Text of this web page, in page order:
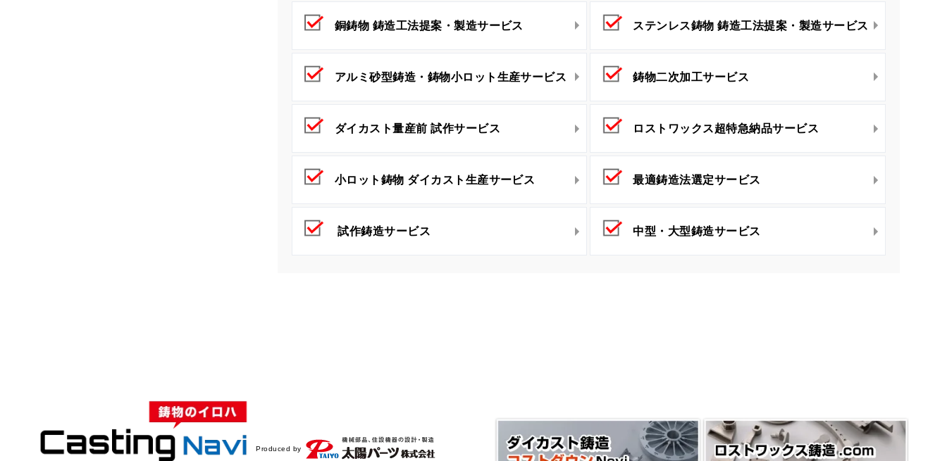
銅鋳物 鋳造工法提案・製造サービス ステンレス鋳物 鋳造工法提案・製造サービス
アルミ砂型鋳造・鋳物小ロット生産サービス 鋳物二次加工サービス
ダイカスト量産前 試作サービス ロストワックス超特急納品サービス
小ロット鋳物 ダイカスト生産サービス 最適鋳造法選定サービス
試作鋳造サービス 中型・大型鋳造サービス
Produced by